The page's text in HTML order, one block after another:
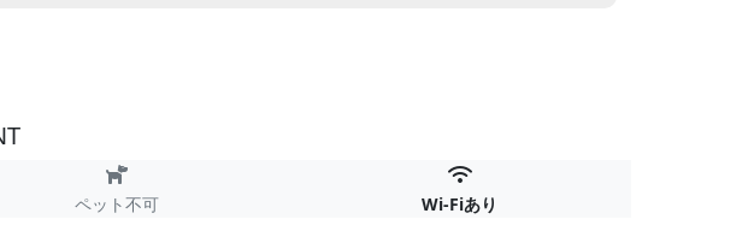
ペット不可 Wi-Fiあり